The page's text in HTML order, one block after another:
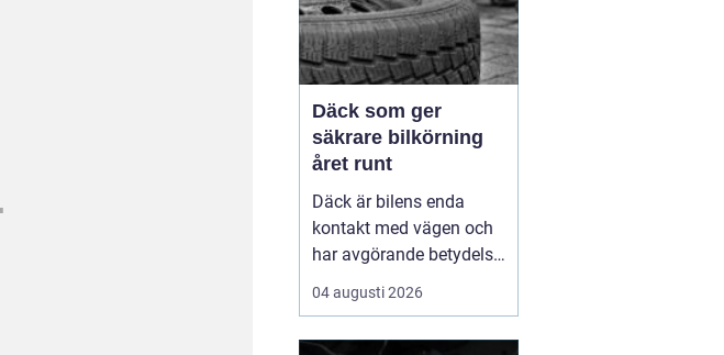
Däck som ger
säkrare bilkörning
året runt
Däck är bilens enda
kontakt med vägen och
har avgörande betydelse
för både säkerhet,
komfort och
04 augusti 2026